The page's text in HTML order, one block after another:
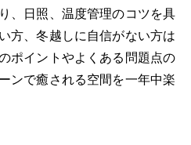
、日照、温度管理のコツを具
方、冬越しに自信がない方は
ポイントやよくある問題点の
ンで癒される空間を一年中楽